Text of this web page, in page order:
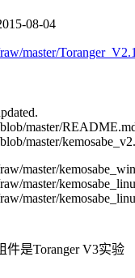
08-04
master/
master/
master/
master/
master/
master/
件是Toranger V3实验